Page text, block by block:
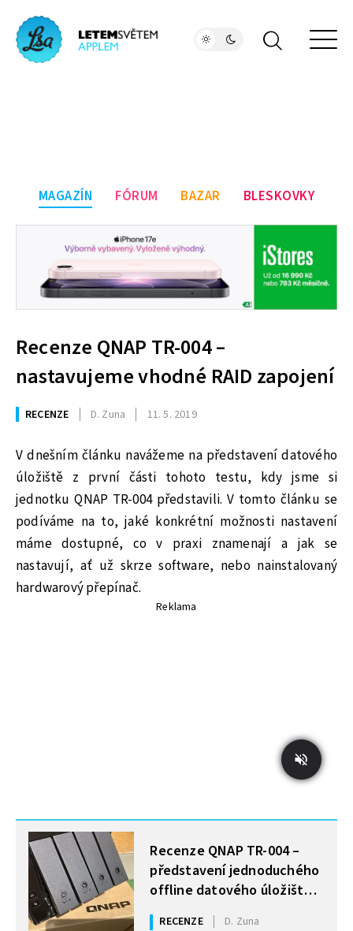
MAGAZÍN FÓRUM BAZAR BLESKOVKY
Recenze QNAP TR-004 –
nastavujeme vhodné RAID zapojení
RECENZE D. Zuna 11. 5. 2019
V dnešním článku navážeme na představení datového
úložiště z první části tohoto testu, kdy jsme si
jednotku QNAP TR-004 představili. V tomto článku se
podíváme na to, jaké konkrétní možnosti nastavení
máme dostupné, co v praxi znamenají a jak se
nastavují, ať už skrze software, nebo nainstalovaný
hardwarový přepínač.
Reklama
MOHLO BY VÁS ZAJÍMAT
Recenze QNAP TR-004 –
představení jednoduchého
offline datového úložiště
pro všechny uživatele
RECENZE D. Zuna